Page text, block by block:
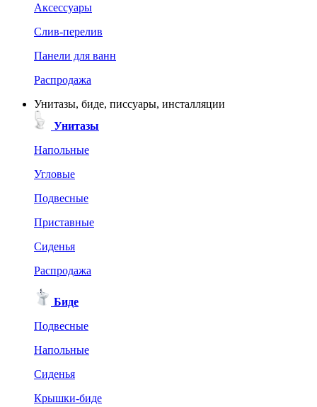
Аксессуары
Слив-перелив
Панели для ванн
Распродажа
Унитазы, биде, писсуары, инсталляции
Унитазы
Напольные
Угловые
Подвесные
Приставные
Сиденья
Распродажа
Биде
Подвесные
Напольные
Сиденья
Крышки-биде